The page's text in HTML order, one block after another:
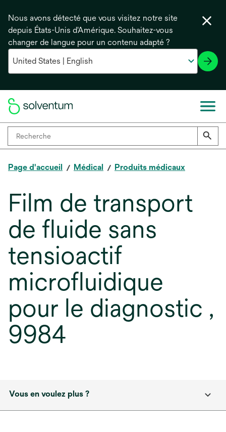
Nous avons détecté que vous visitez notre site
depuis États-Unis d'Amérique. Souhaitez-vous
changer de langue pour un contenu adapté ?
Page d'accueil Médical Produits médicaux
Film de transport
de fluide sans
tensioactif
microfluidique
pour le diagnostic ,
9984
Vous en voulez plus ?